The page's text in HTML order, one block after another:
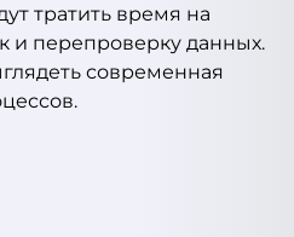
тратить время на
и перепроверку данных.
современная